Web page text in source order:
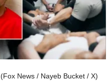
(Fox News / Nayeb Bucket / X)